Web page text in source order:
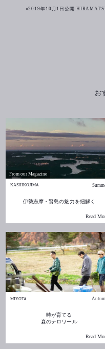
※2019年10月1日公開
お
From our Magazine
KASHIKOJIMA
伊勢志摩・賢島の魅力を紐解く
Read
MIYOTA
時が育てる
森のテロワール
Read